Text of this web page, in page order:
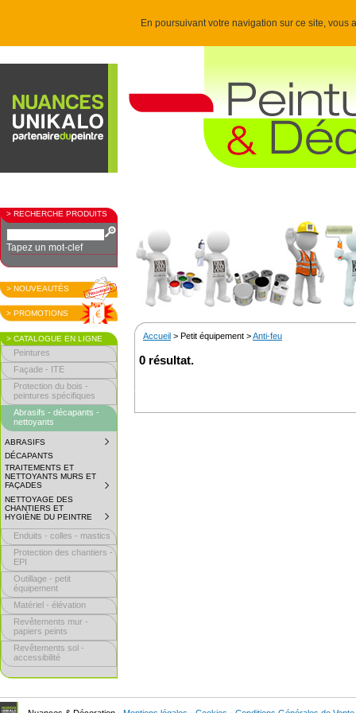
En poursuivant votre navigation sur ce site,
> RECHERCHE PRODUITS
Tapez un mot-clef
> NOUVEAUTÉS
> PROMOTIONS
> CATALOGUE EN LIGNE
Peintures
Façade - ITE
Protection du bois -
peintures spécifiques
Abrasifs - décapants -
nettoyants
ABRASIFS
SUBMENU.
DÉCAPANTS
TRAITEMENTS ET
NETTOYANTS MURS ET
FAÇADES
TO
EXPAND
SUBMENU.
NETTOYAGE DES
CHANTIERS ET
HYGIÈNE DU PEINTRE
COLLAPSED.
CLICK
TO
EXPAND
Enduits - colles - mastics
Protection des chantiers -
EPI
Outillage - petit
équipement
Matériel - élévation
Revêtements mur -
papiers peints
Revêtements sol -
accessibilité
Accueil > Petit équipement >Anti-feu
0 résultat.